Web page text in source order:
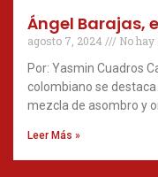
Ángel Barajas,
agosto 7, 2024
No
Por: Yasmin Cuadros
colombiano se
mezcla de asombro y
Leer Más »